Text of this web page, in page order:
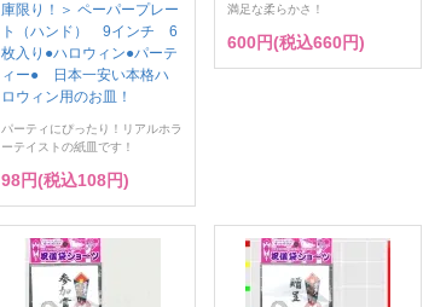
庫限り！＞ ペーパープレー
ト（ハンド） 9インチ 6
枚入り●ハロウィン●パーテ
ィー● 日本一安い本格ハ
ロウィン用のお皿！
パーティにぴったり！リアルホラ
ーテイストの紙皿です！
98円(税込108円)
満足な柔らかさ！
600円(税込660円)